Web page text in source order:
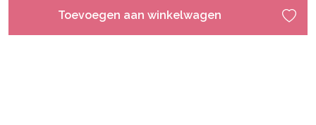
Toevoegen aan winkelwagen